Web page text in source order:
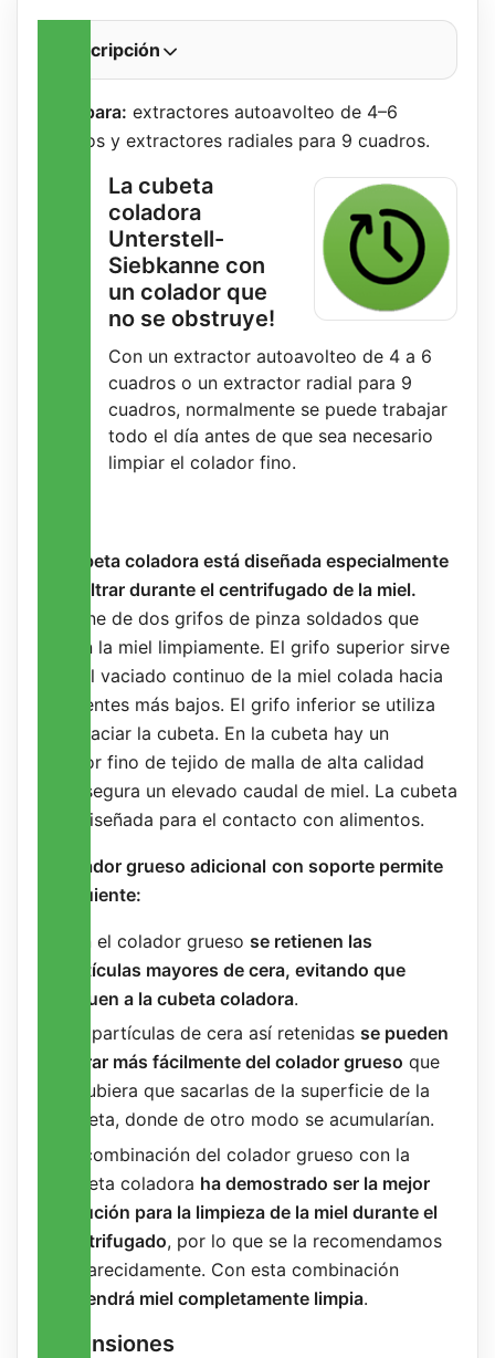
Descripción
Apto para: extractores autoavolteo de 4–6
cuadros y extractores radiales para 9 cuadros.
La cubeta
coladora
Unterstell-
Siebkanne con
un colador que
no se obstruye!
Con un extractor autoavolteo de 4 a 6
cuadros o un extractor radial para 9
cuadros, normalmente se puede trabajar
todo el día antes de que sea necesario
limpiar el colador fino.
La cubeta coladora está diseñada especialmente
para filtrar durante el centrifugado de la miel.
Dispone de dos grifos de pinza soldados que
cortan la miel limpiamente. El grifo superior sirve
para el vaciado continuo de la miel colada hacia
recipientes más bajos. El grifo inferior se utiliza
para vaciar la cubeta. En la cubeta hay un
colador fino de tejido de malla de alta calidad
que asegura un elevado caudal de miel. La cubeta
está diseñada para el contacto con alimentos.
El colador grueso adicional con soporte permite
lo siguiente:
Con el colador grueso se retienen las
partículas mayores de cera, evitando que
lleguen a la cubeta coladora.
Las partículas de cera así retenidas se pueden
retirar más fácilmente del colador grueso que
si hubiera que sacarlas de la superficie de la
cubeta, donde de otro modo se acumularían.
La combinación del colador grueso con la
cubeta coladora ha demostrado ser la mejor
solución para la limpieza de la miel durante el
centrifugado, por lo que se la recomendamos
encarecidamente. Con esta combinación
obtendrá miel completamente limpia.
Dimensiones